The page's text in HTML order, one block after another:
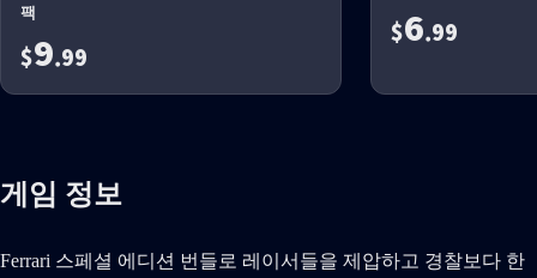
팩
$9.99
$6.99
게임 정보
Ferrari 스페셜 에디션 번들로 레이서들을 제압하고 경찰보다 한